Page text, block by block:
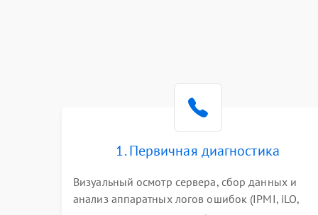
Контроллеры и интерфейсы
Виртуализация и сервисы
Влага и внешние воздействия
1. Первичная диагностика
Визуальный осмотр сервера, сбор данных и
анализ аппаратных логов ошибок (IPMI, iLO,